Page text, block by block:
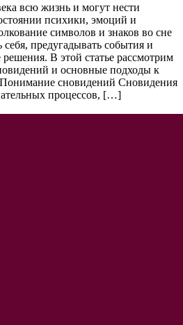
всю жизнь и могут нести
психики, эмоций и
символов и знаков во сне
предугадывать события и
В этой статье рассмотрим
и основные подходы к
сновидений Сновидения
процессов, […]